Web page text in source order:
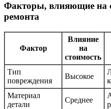
Факторы, влияющие на
ремонта
Фактор
Влияние
на
стоимость
Тип
повреждения
Высокое
Материал
детали
Среднее